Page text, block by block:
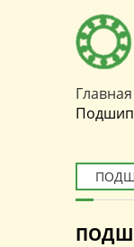
Вы
Главная